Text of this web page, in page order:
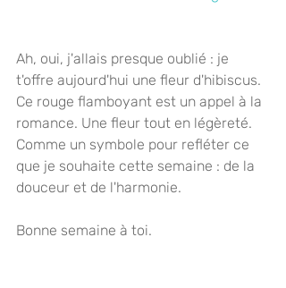
Ah, oui, j'allais presque oublié : je
t'offre aujourd'hui une fleur d'hibiscus.
Ce rouge flamboyant est un appel à la
romance. Une fleur tout en légèreté.
Comme un symbole pour refléter ce
que je souhaite cette semaine : de la
douceur et de l'harmonie.
Bonne semaine à toi.